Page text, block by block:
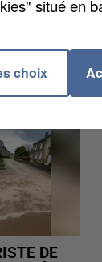
DE
situé en
choix